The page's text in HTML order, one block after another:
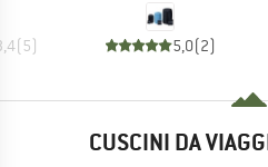
(5) 5,0(2)
CUSCINI DA